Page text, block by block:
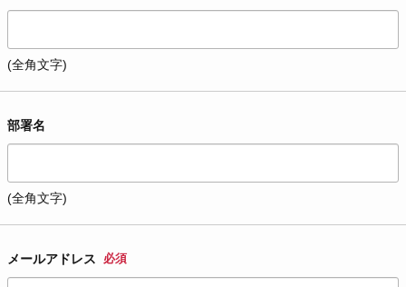
(全角文字)
部署名
(全角文字)
メールアドレス 必須